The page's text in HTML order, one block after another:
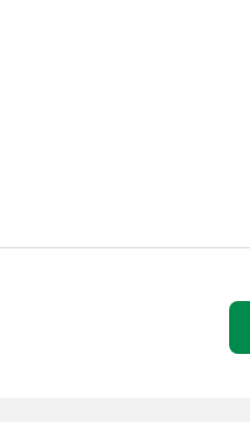
- Seitlicher